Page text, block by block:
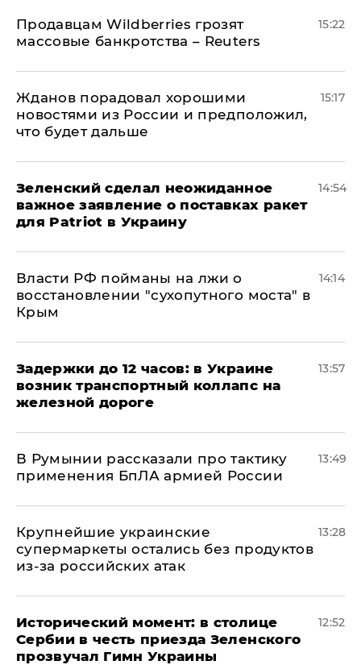
Продавцам Wildberries грозят
массовые банкротства – Reuters
15:22
Жданов порадовал хорошими
новостями из России и предположил,
что будет дальше
15:17
Зеленский сделал неожиданное
важное заявление о поставках ракет
для Patriot в Украину
14:54
Власти РФ пойманы на лжи о
восстановлении "сухопутного моста" в
Крым
14:14
Задержки до 12 часов: в Украине
возник транспортный коллапс на
железной дороге
13:57
В Румынии рассказали про тактику
применения БпЛА армией России
13:49
Крупнейшие украинские
супермаркеты остались без продуктов
из-за российских атак
13:28
Исторический момент: в столице
Сербии в честь приезда Зеленского
прозвучал Гимн Украины
12:52